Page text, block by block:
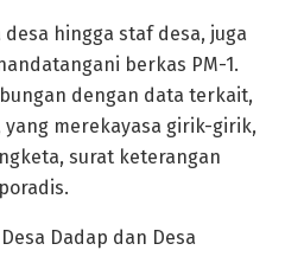
hingga staf desa, juga
berkas PM-1.
dengan data terkait,
merekayasa girik-girik,
surat keterangan
Dadap dan Desa